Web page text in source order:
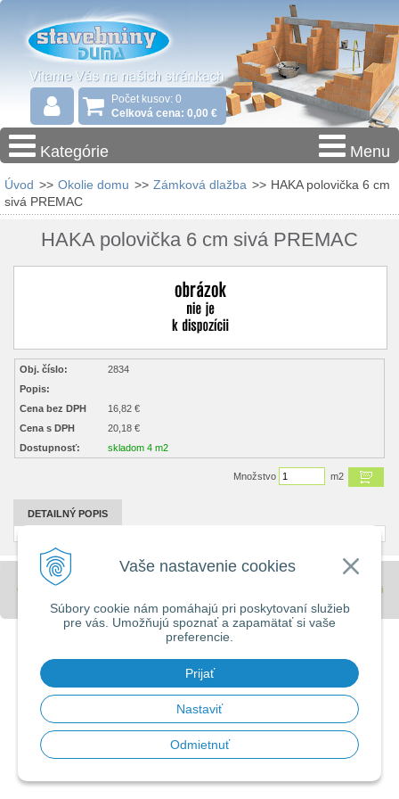
Vaše nastavenie cookies
Súbory cookie nám pomáhajú pri poskytovaní služieb
pre vás. Umožňujú spoznať a zapamätať si vaše
preferencie.
Prijať
Nastaviť
Odmietnuť
Počet kusov: 0
Celková cena: 0,00 €
Kategórie Menu
Úvod >> Okolie domu >> Zámková dlažba >> HAKA polovička 6 cm
sivá PREMAC
HAKA polovička 6 cm sivá PREMAC
Obj. číslo:
2834
Popis:
Cena bez DPH
16,82 €
Cena s DPH
20,18 €
Dostupnosť:
skladom 4 m2
Množstvo m2
DETAILNÝ POPIS
© 2026 Stavebniny - DUMA •
spoločnosti
WEBYGROUP